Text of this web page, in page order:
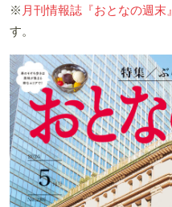
※ 月刊情報誌『おとなの週末
す。